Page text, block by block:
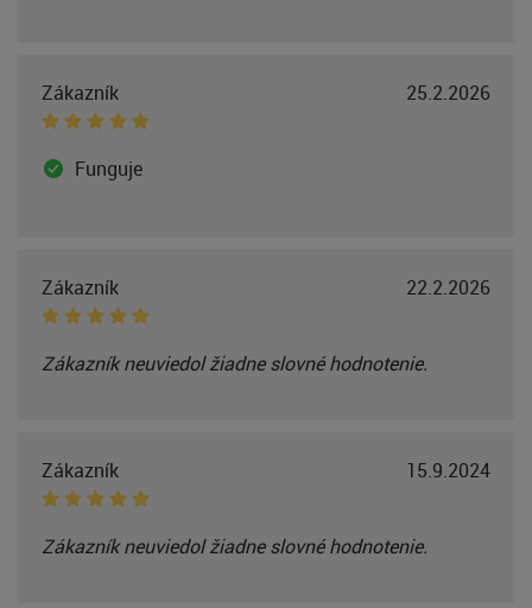
Zákazník 25.2.2026
Funguje
Zákazník 22.2.2026
Zákazník neuviedol žiadne slovné hodnotenie.
Zákazník 15.9.2024
Zákazník neuviedol žiadne slovné hodnotenie.